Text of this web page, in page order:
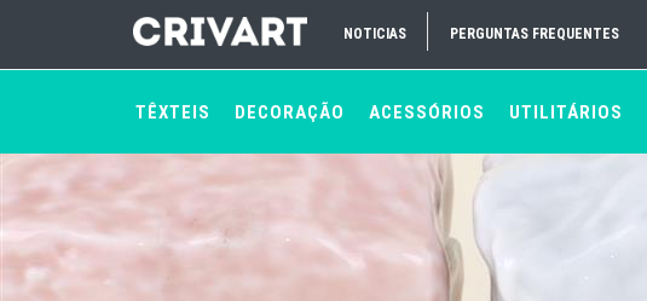
NOTICIAS PERGUNTAS FREQUENTES
TÊXTEIS DECORAÇÃO ACESSÓRIOS UTILITÁRIOS